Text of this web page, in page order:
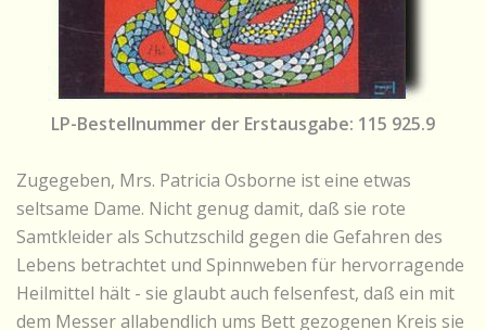
LP-Bestellnummer der Erstausgabe: 115 925.9
Zugegeben, Mrs. Patricia Osborne ist eine etwas
seltsame Dame. Nicht genug damit, daß sie rote
Samtkleider als Schutzschild gegen die Gefahren des
Lebens betrachtet und Spinnweben für hervorragende
Heilmittel hält - sie glaubt auch felsenfest, daß ein mit
dem Messer allabendlich ums Bett gezogenen Kreis sie